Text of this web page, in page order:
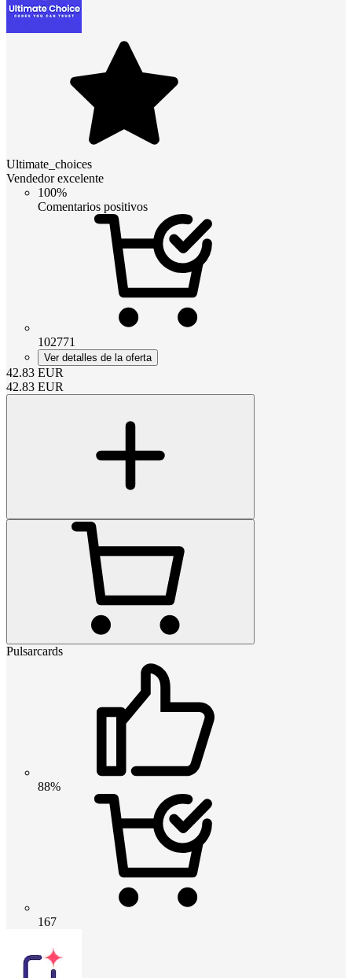
Ultimate_choices
Vendedor excelente
100%
Comentarios positivos
102771
Ver detalles de la oferta
42.83 EUR
42.83 EUR
Pulsarcards
88%
167